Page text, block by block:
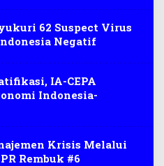
62 Suspect Virus
Negatif
IA-CEPA
Indonesia-
Krisis Melalui
Rembuk #6